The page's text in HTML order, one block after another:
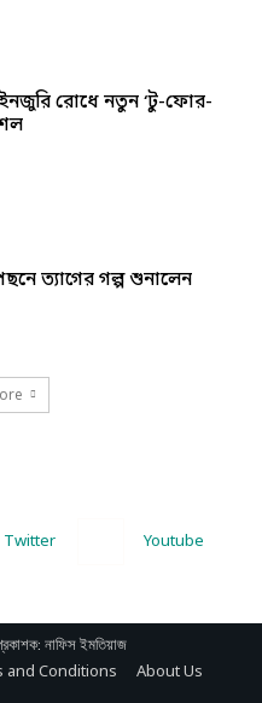
রোধে নতুন ‘টু-ফোর-
ত্যাগের গল্প শুনালেন
Twitter Youtube
নাফিস ইমতিয়াজ
and Conditions
About Us